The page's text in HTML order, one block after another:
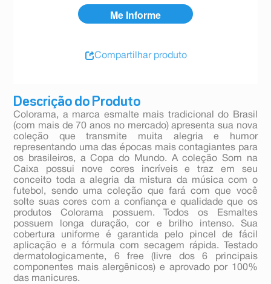
Descrição do Produto
Colorama, a marca esmalte mais tradicional do Brasil
(com mais de 70 anos no mercado) apresenta sua nova
coleção que transmite muita alegria e humor
representando uma das épocas mais contagiantes para
os brasileiros, a Copa do Mundo. A coleção Som na
Caixa possui nove cores incríveis e traz em seu
conceito toda a alegria da mistura da música com o
futebol, sendo uma coleção que fará com que você
solte suas cores com a confiança e qualidade que os
produtos Colorama possuem. Todos os Esmaltes
possuem longa duração, cor e brilho intenso. Sua
cobertura uniforme é garantida pelo pincel de fácil
aplicação e a fórmula com secagem rápida. Testado
dermatologicamente, 6 free (livre dos 6 principais
componentes mais alergênicos) e aprovado por 100%
das manicures.
Compartilhar produto